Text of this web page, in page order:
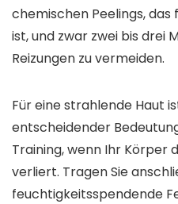
chemischen Peelings,
ist, und zwar zwei bis drei
Reizungen zu vermeiden.
Für eine strahlende Haut
entscheidender
Training, wenn Ihr Körper
verliert. Tragen Sie
feuchtigkeitsspendende